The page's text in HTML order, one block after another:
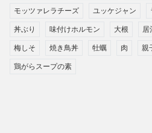
モッツァレラチーズ ユッケジャン
丼ぶり 味付けホルモン 大根 居
梅しそ 焼き鳥丼 牡蠣 肉 親
鶏がらスープの素